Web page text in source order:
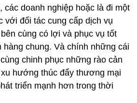
các doanh nghiệp hoặc là đi một
với đối tác cung cấp dịch vụ
cùng có lợi và phục vụ tốt
hàng chung. Và chính những cái
chinh phục những rào cản
hướng thúc đẩy thương mại
triển mạnh hơn trong thời